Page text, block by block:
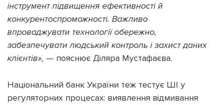
інструмент підвищення ефективності й
конкурентоспроможності. Важливо
впроваджувати технології обережно,
забезпечувати людський контроль і захист даних
клієнтів», — пояснює Діляра Мустафаєва.
Національний банк України теж тестує ШІ у
регуляторних процесах: виявлення відмивання